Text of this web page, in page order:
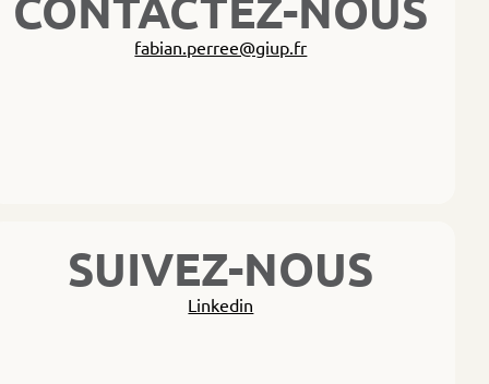
CONTACTEZ-NOUS
fabian.perree@giup.fr
SUIVEZ-NOUS
Linkedin